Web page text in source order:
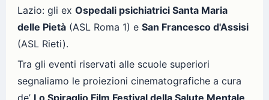
Lazio: gli ex Ospedali psichiatrici Santa Maria
delle Pietà (ASL Roma 1) e San Francesco d'Assisi
(ASL Rieti).
Tra gli eventi riservati alle scuole superiori
segnaliamo le proiezioni cinematografiche a cura
de’ Lo Spiraglio Film Festival della Salute Mentale